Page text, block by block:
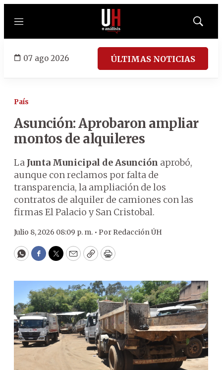
Menú
Mostrar
07 ago 2026 ÚLTIMAS NOTICIAS
País
Asunción: Aprobaron ampliar
montos de alquileres
La Junta Municipal de Asunción aprobó,
aunque con reclamos por falta de
transparencia, la ampliación de los
contratos de alquiler de camiones con las
firmas El Palacio y San Cristobal.
Julio 8, 2026 08:09 p. m. • Por Redacción ÚH
WhatsApp
Facebook
Twitter
EmailCopyPrint